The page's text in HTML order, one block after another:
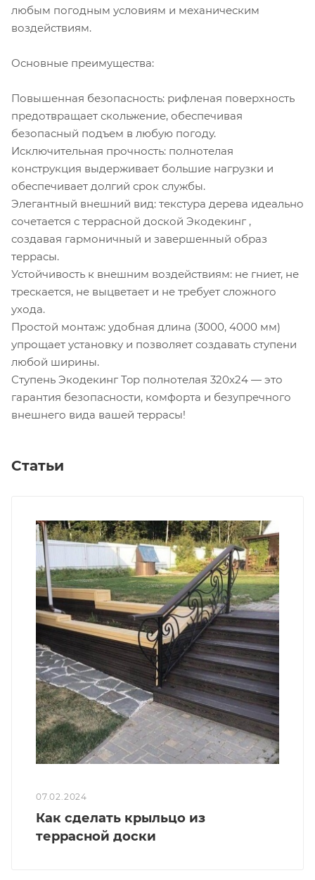
любым погодным условиям и механическим
воздействиям.
Основные преимущества:
Повышенная безопасность: рифленая поверхность
предотвращает скольжение, обеспечивая
безопасный подъем в любую погоду.
Исключительная прочность: полнотелая
конструкция выдерживает большие нагрузки и
обеспечивает долгий срок службы.
Элегантный внешний вид: текстура дерева идеально
сочетается с террасной доской Экодекинг ,
создавая гармоничный и завершенный образ
террасы.
Устойчивость к внешним воздействиям: не гниет, не
трескается, не выцветает и не требует сложного
ухода.
Простой монтаж: удобная длина (3000, 4000 мм)
упрощает установку и позволяет создавать ступени
любой ширины.
Ступень Экодекинг Top полнотелая 320х24 — это
гарантия безопасности, комфорта и безупречного
внешнего вида вашей террасы!
Статьи
07.02.2024
Как сделать крыльцо из
террасной доски